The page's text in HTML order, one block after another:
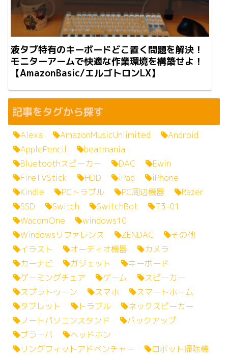
液タブ特有のキーボードどこ置く問題を解決！
モニターアームで快適な作業環境を構築せよ！
【AmazonBasic/エルゴトロンLX】
記事をタグから探す
Alexa AmazonMusicUnlimited
Android
ApplePencil
beatmania
Bluetoothスピーカー
DAC
Ewin
FireTVStick
HDD iPad
iPhone
Kindle
PCトラブル PC周辺機器
Razer
SSD
Switch SwitchBot
T3-01
WacomOne
windows10
Windowsリファレンス
ZENDAC
その他
イラスト
オーディオ機器
カメラ
カーナビ
ガジェット
キーボード
ゲーミングチェア
ゲーム
スピーカー
スプラトゥーン
スマホ
スマートホーム
タブレット
トラブル
ネックスピーカー
ノートパソコンスタンド
バックアップ
ブラーバ
ヘッドホン
リングフィットアドベンチャー
ロボット掃除機